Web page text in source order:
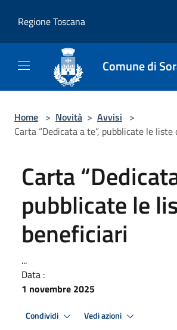
Regione Toscana
Comune di
Home > Novità > Avvisi >
Carta “Dedicata a te”, pubblicate le
Carta
pubblicate le
beneficiari
...
Data :
1 novembre 2025
Condividi Vedi azioni